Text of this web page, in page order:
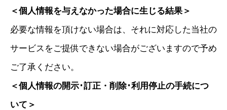
＜個人情報を与えなかった場合に生じる結果＞
必要な情報を頂けない場合は、それに対応した当社の
サービスをご提供できない場合がございますので予め
ご了承ください。
＜個人情報の開示･訂正・削除･利用停止の手続につ
いて＞